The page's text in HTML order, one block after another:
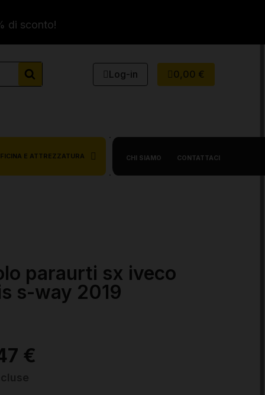
di sconto!
Log-in 0,00 €
E ATTREZZATURA CHI SIAMO CONTATTACI
paraurti sx iveco
s-way 2019
€